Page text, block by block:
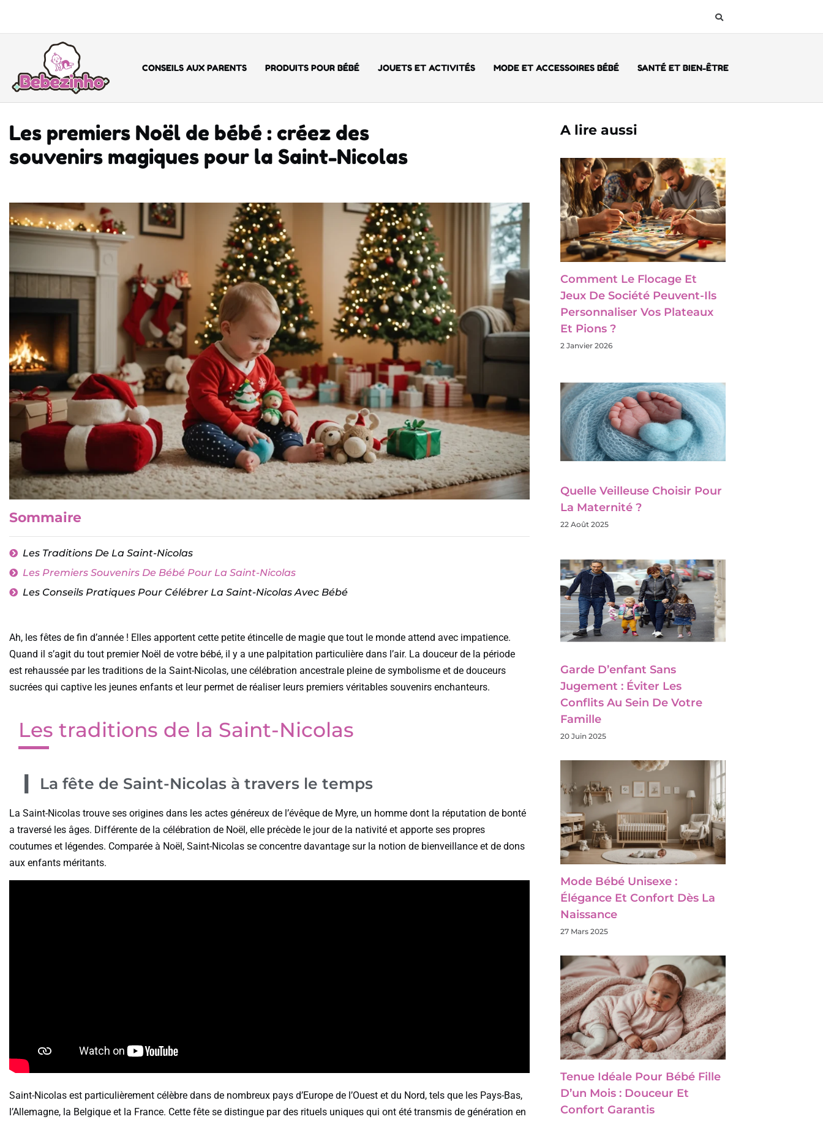
CONSEILS AUX PARENTS PRODUITS POUR BÉBÉ JOUETS ET ACTIVITÉS MODE ET ACCESSOIRES BÉBÉ SANTÉ ET BIEN-ÊTRE
Les premiers Noël de bébé : créez des
souvenirs magiques pour la Saint-Nicolas
Sommaire
Les Traditions De La Saint-Nicolas
Les Premiers Souvenirs De Bébé Pour La Saint-Nicolas
Les Conseils Pratiques Pour Célébrer La Saint-Nicolas Avec Bébé
Ah, les fêtes de fin d’année ! Elles apportent cette petite étincelle de magie que tout le monde attend avec impatience.
Quand il s’agit du tout premier Noël de votre bébé, il y a une palpitation particulière dans l’air. La douceur de la période
est rehaussée par les traditions de la Saint-Nicolas, une célébration ancestrale pleine de symbolisme et de douceurs
sucrées qui captive les jeunes enfants et leur permet de réaliser leurs premiers véritables souvenirs enchanteurs.
Les traditions de la Saint-Nicolas
La fête de Saint-Nicolas à travers le temps
La Saint-Nicolas trouve ses origines dans les actes généreux de l’évêque de Myre, un homme dont la réputation de bonté
a traversé les âges. Différente de la célébration de Noël, elle précède le jour de la nativité et apporte ses propres
coutumes et légendes. Comparée à Noël, Saint-Nicolas se concentre davantage sur la notion de bienveillance et de dons
aux enfants méritants.
Saint-Nicolas est particulièrement célèbre dans de nombreux pays d’Europe de l’Ouest et du Nord, tels que les Pays-Bas,
l’Allemagne, la Belgique et la France. Cette fête se distingue par des rituels uniques qui ont été transmis de génération en
A lire aussi
Comment Le Flocage Et
Jeux De Société Peuvent-Ils
Personnaliser Vos Plateaux
Et Pions ?
2 Janvier 2026
Quelle Veilleuse Choisir Pour
La Maternité ?
22 Août 2025
Garde D’enfant Sans
Jugement : Éviter Les
Conflits Au Sein De Votre
Famille
20 Juin 2025
Mode Bébé Unisexe :
Élégance Et Confort Dès La
Naissance
27 Mars 2025
Tenue Idéale Pour Bébé Fille
D’un Mois : Douceur Et
Confort Garantis